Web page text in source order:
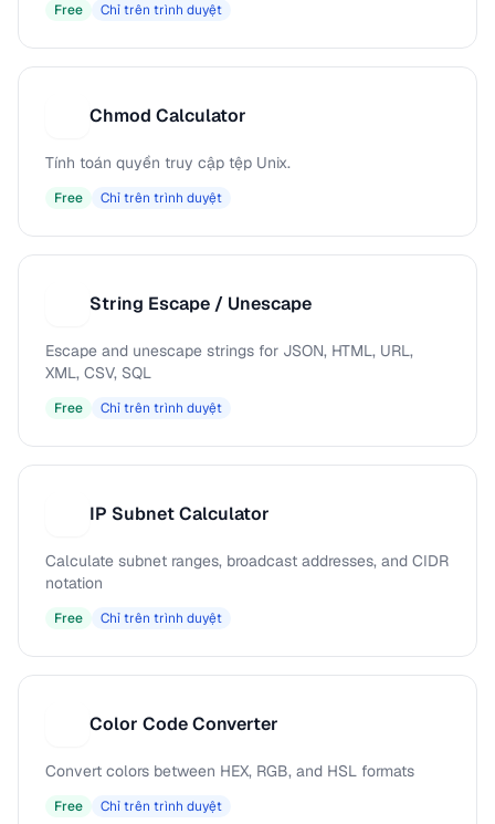
Free Chỉ trên trình duyệt
Chmod Calculator
Tính toán quyền truy cập tệp Unix.
Free Chỉ trên trình duyệt
String Escape / Unescape
Escape and unescape strings for JSON, HTML, URL,
XML, CSV, SQL
Free Chỉ trên trình duyệt
IP Subnet Calculator
Calculate subnet ranges, broadcast addresses, and CIDR
notation
Free Chỉ trên trình duyệt
Color Code Converter
Convert colors between HEX, RGB, and HSL formats
Free Chỉ trên trình duyệt